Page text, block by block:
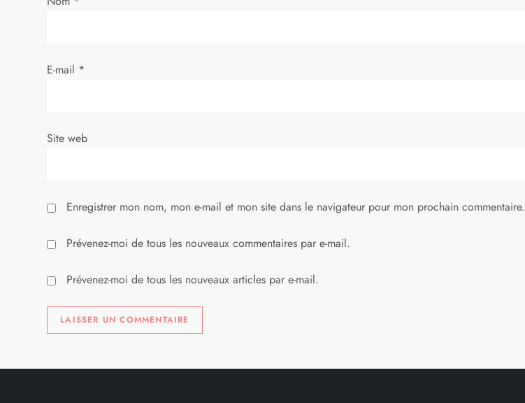
E-mail *
Site web
Enregistrer mon nom, mon e-mail et mon site dans le navigateur pour mon prochain commentaire.
Prévenez-moi de tous les nouveaux commentaires par e-mail.
Prévenez-moi de tous les nouveaux articles par e-mail.